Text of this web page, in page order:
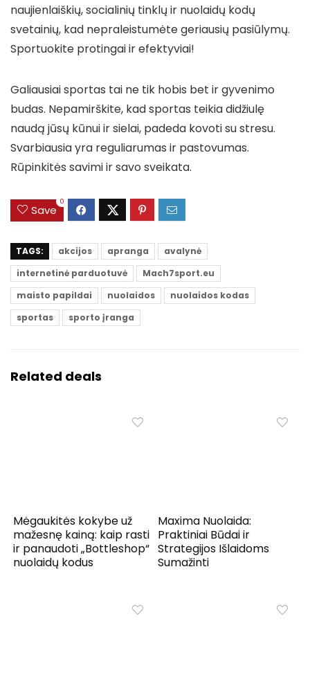
naujienlaiškių, socialinių tinklų ir nuolaidų kodų
svetainių, kad nepraleistumėte geriausių pasiūlymų.
Sportuokite protingai ir efektyviai!
Galiausiai sportas tai ne tik hobis bet ir gyvenimo
budas. Nepamirškite, kad sportas teikia didžiulę
naudą jūsų kūnui ir sielai, padeda kovoti su stresu.
Svarbiausia yra reguliarumas ir pastovumas.
Rūpinkitės savimi ir savo sveikata.
Save
0
TAGS: akcijos apranga
avalynė
internetinė parduotuvė
Mach7sport.eu
maisto papildai
nuolaidos
nuolaidos kodas
sportas
sporto įranga
Related deals
Mėgaukitės kokybe už
mažesnę kainą: kaip rasti
ir panaudoti „Bottleshop“
nuolaidų kodus
Maxima Nuolaida:
Praktiniai Būdai ir
Strategijos Išlaidoms
Sumažinti